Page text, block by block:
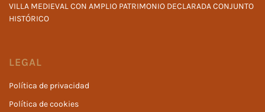
VILLA MEDIEVAL CON AMPLIO PATRIMONIO DECLARADA CONJUNTO
HISTÓRICO
LEGAL
Política de privacidad
Política de cookies